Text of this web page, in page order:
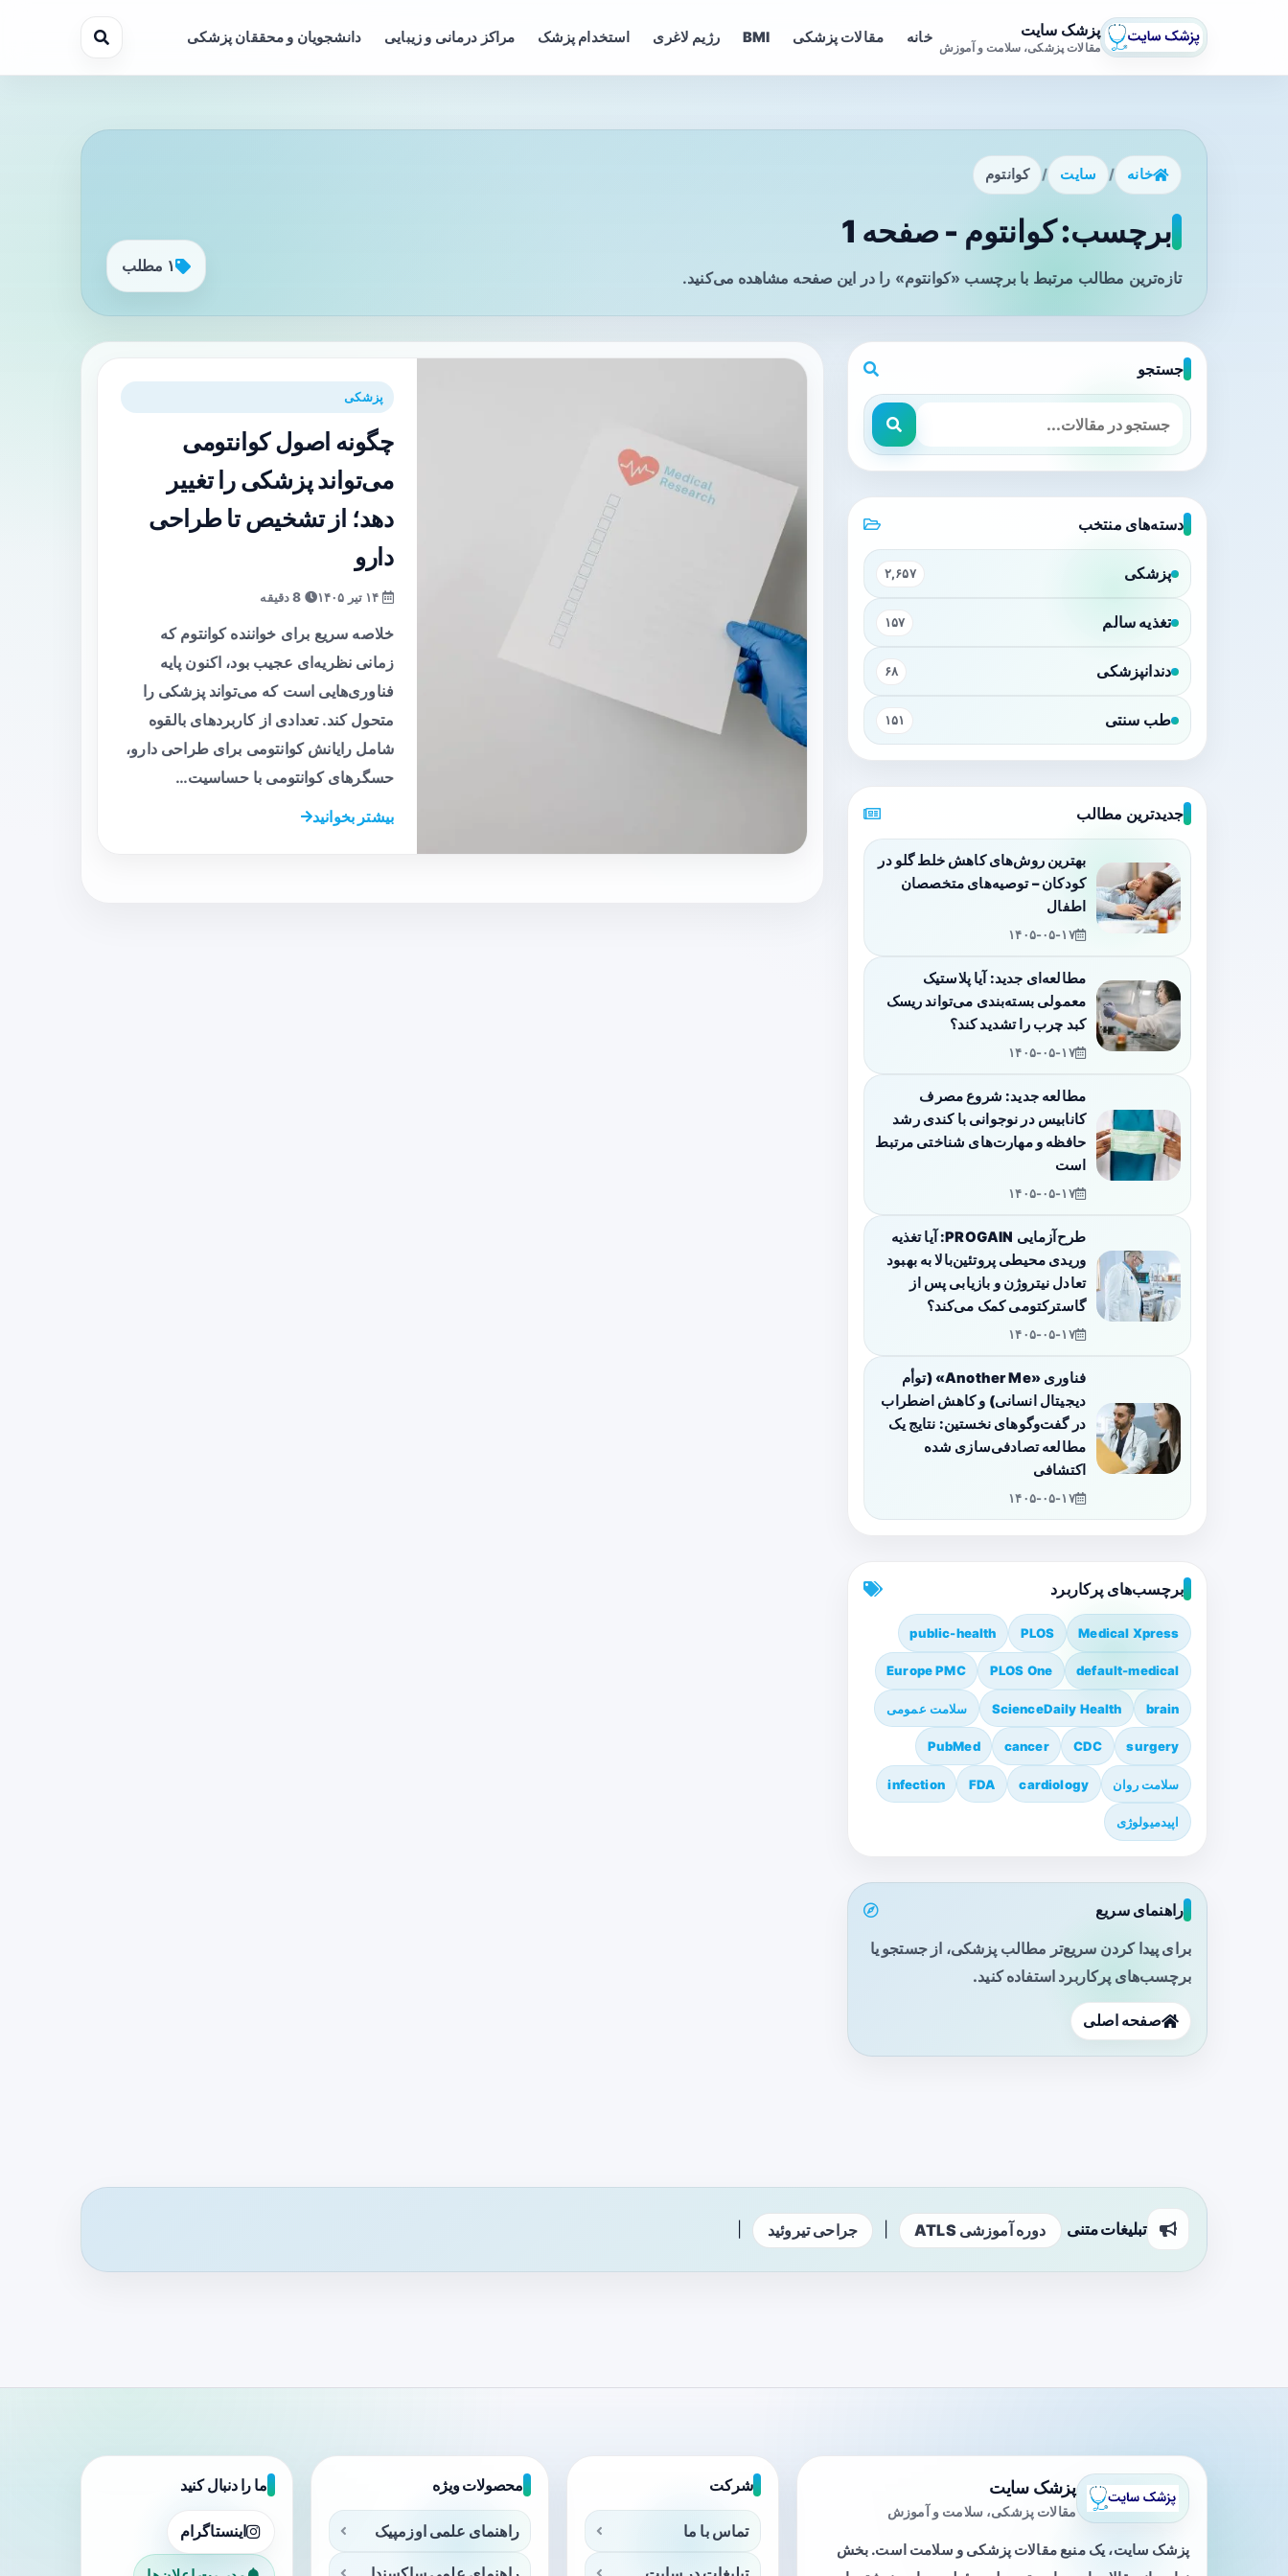
پزشک سایت
مقالات پزشکی، سلامت و آموزش
خانه مقالات پزشکی BMI رژیم لاغری استخدام پزشک مراکز درمانی و زیبایی دانشجویان و محققان پزشکی
خانه / سایت / کوانتوم
برچسب: کوانتوم - صفحه 1
تازه‌ترین مطالب مرتبط با برچسب «کوانتوم» را در این صفحه مشاهده می‌کنید.
۱ مطلب
پزشکی
چگونه اصول کوانتومی
می‌تواند پزشکی را تغییر
دهد؛ از تشخیص تا طراحی
دارو
خلاصه سریع برای خواننده کوانتوم که
زمانی نظریه‌ای عجیب بود، اکنون پایه
فناوری‌هایی است که می‌تواند پزشکی را
متحول کند. تعدادی از کاربردهای بالقوه
شامل رایانش کوانتومی برای طراحی دارو،
حسگرهای کوانتومی با حساسیت…
بیشتر بخوانید
جستجو
دسته‌های منتخب
پزشکی ۲,۶۵۷
تغذیه سالم ۱۵۷
دندانپزشکی ۶۸
طب سنتی ۱۵۱
جدیدترین مطالب
بهترین روش‌های کاهش خلط گلو در
کودکان – توصیه‌های متخصصان
اطفال
۱۴۰۵-۰۵-۱۷
مطالعه‌ای جدید: آیا پلاستیک
معمولی بسته‌بندی می‌تواند ریسک
کبد چرب را تشدید کند؟
۱۴۰۵-۰۵-۱۷
مطالعه جدید: شروع مصرف
کانابیس در نوجوانی با کندی رشد
حافظه و مهارت‌های شناختی مرتبط
است
۱۴۰۵-۰۵-۱۷
طرح‌آزمایی PROGAIN: آیا تغذیه
وریدی محیطی پروتئین‌بالا به بهبود
تعادل نیتروژن و بازیابی پس از
گاسترکتومی کمک می‌کند؟
۱۴۰۵-۰۵-۱۷
فناوری «Another Me» (توأم
دیجیتال انسانی) و کاهش اضطراب
در گفت‌وگوهای نخستین: نتایج یک
مطالعه تصادفی‌سازی شده
اکتشافی
۱۴۰۵-۰۵-۱۷
برچسب‌های پرکاربرد
Medical Xpress
PLOS
public-health
default-medical
PLOS One
Europe PMC
brain
ScienceDaily Health سلامت عمومی
surgery
CDC
cancer
PubMed
سلامت روان cardiology
FDA
infection
اپیدمیولوژی
راهنمای سریع
برای پیدا کردن سریع‌تر مطالب پزشکی، از جستجو یا
برچسب‌های پرکاربرد استفاده کنید.
صفحه اصلی
تبلیغات متنی دوره آموزشی ATLS جراحی تیروئید
پزشک سایت
مقالات پزشکی، سلامت و آموزش
پزشک سایت، یک منبع مقالات پزشکی و سلامت است. بخش
شرکت
تماس با ما
محصولات ویژه
راهنمای علمی اوزمپیک
ما را دنبال کنید
اینستاگرام